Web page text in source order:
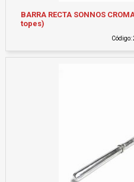
BARRA RECTA SONNOS
topes)
Código: